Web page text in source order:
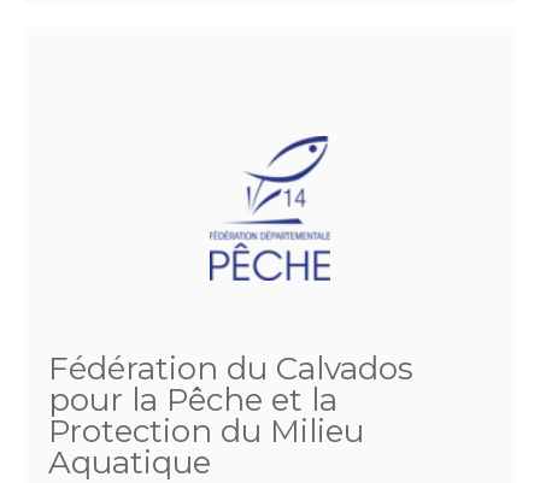
Fédération du Calvados
pour la Pêche et la
Protection du Milieu
Aquatique